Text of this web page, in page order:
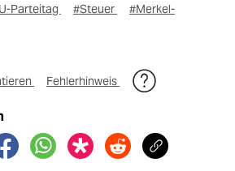
Parteitag #Steuer
#Merkel-
Fehlerhinweis